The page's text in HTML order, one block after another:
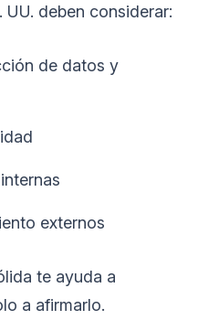
deben considerar:
de datos y
externos
te ayuda a
a afirmarlo.